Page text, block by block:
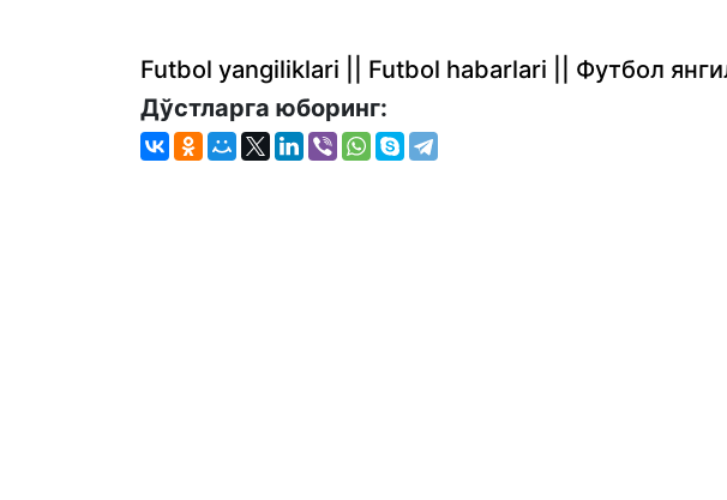
Futbol yangiliklari || Futbol habarlari || Футбол
Дўстларга юборинг: